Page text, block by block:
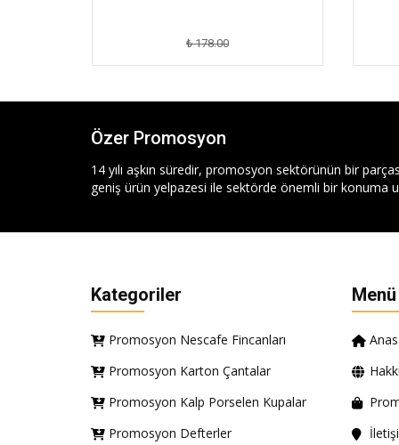
₺ 178.00
Özer Promosyon
14 yılı aşkın süredir, promosyon sektörünün bir
geniş ürün yelpazesi ile sektörde önemli bir konuma
Kategoriler
Promosyon Nescafe Fincanları
Promosyon Karton Çantalar
Promosyon Kalp Porselen Kupalar
Promosyon Defterler
Menü